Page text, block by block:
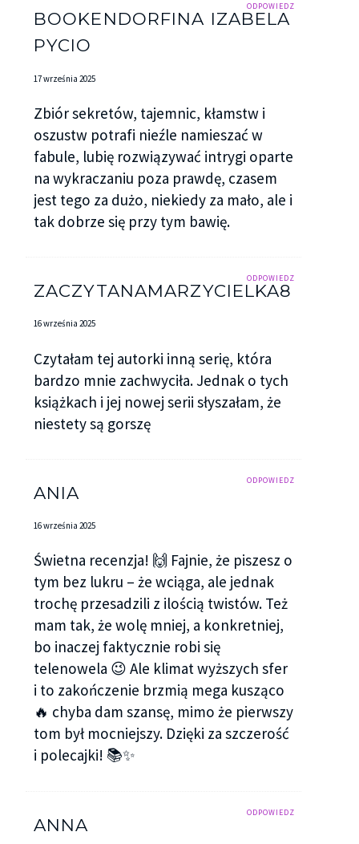
ODPOWIEDZ
BOOKENDORFINA IZABELA
PYCIO
17 września 2025
Zbiór sekretów, tajemnic, kłamstw i
oszustw potrafi nieźle namieszać w
fabule, lubię rozwiązywać intrygi oparte
na wykraczaniu poza prawdę, czasem
jest tego za dużo, niekiedy za mało, ale i
tak dobrze się przy tym bawię.
ODPOWIEDZ
ZACZYTANAMARZYCIELKA8
16 września 2025
Czytałam tej autorki inną serię, która
bardzo mnie zachwyciła. Jednak o tych
książkach i jej nowej serii słyszałam, że
niestety są gorszę
ODPOWIEDZ
ANIA
16 września 2025
Świetna recenzja! 🙌 Fajnie, że piszesz o
tym bez lukru – że wciąga, ale jednak
trochę przesadzili z ilością twistów. Też
mam tak, że wolę mniej, a konkretniej,
bo inaczej faktycznie robi się
telenowela 😉 Ale klimat wyższych sfer
i to zakończenie brzmią mega kusząco
🔥 chyba dam szansę, mimo że pierwszy
tom był mocniejszy. Dzięki za szczerość
i polecajki! 📚✨
ODPOWIEDZ
ANNA